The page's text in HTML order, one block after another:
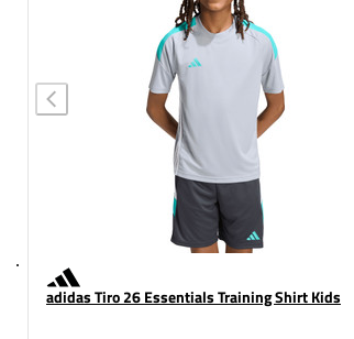
adidas Tiro 26 Essentials Training Shirt Kids